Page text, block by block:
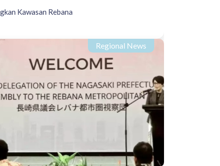
Kawasan Rebana
Regional News